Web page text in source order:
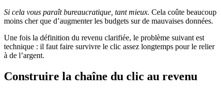
Si cela vous paraît bureaucratique, tant mieux. Cela coûte beaucoup
moins cher que d’augmenter les budgets sur de mauvaises données.
Une fois la définition du revenu clarifiée, le problème suivant est
technique : il faut faire survivre le clic assez longtemps pour le relier
à de l’argent.
Construire la chaîne du clic au revenu